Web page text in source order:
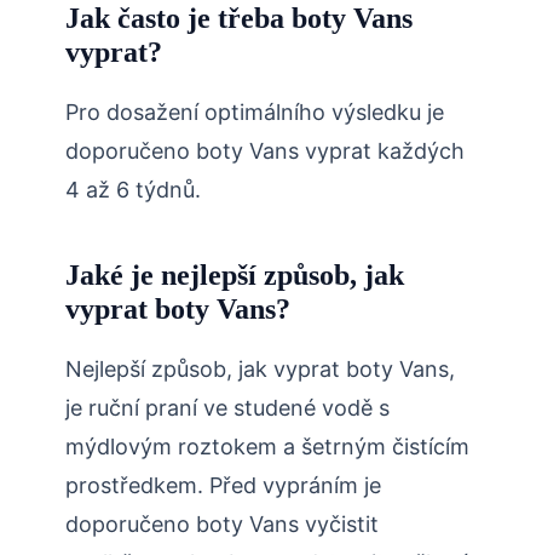
Jak často je třeba boty Vans
vyprat?
Pro dosažení optimálního výsledku je
doporučeno boty Vans vyprat každých
4 až 6 týdnů.
Jaké je nejlepší způsob, jak
vyprat boty Vans?
Nejlepší způsob, jak vyprat boty Vans,
je ruční praní ve studené vodě s
mýdlovým roztokem a šetrným čistícím
prostředkem. Před vypráním je
doporučeno boty Vans vyčistit